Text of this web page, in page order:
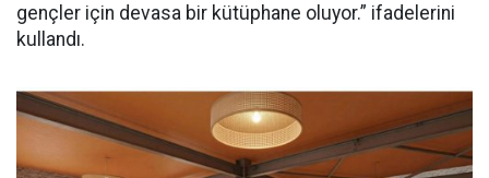
gençler için devasa bir kütüphane oluyor.” ifadelerini
kullandı.